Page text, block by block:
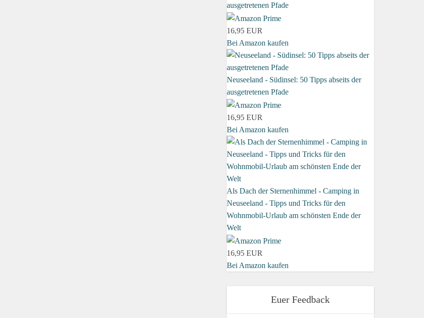
ausgetretenen Pfade
16,95 EUR
Bei Amazon kaufen
Neuseeland - Südinsel: 50 Tipps abseits der
ausgetretenen Pfade
16,95 EUR
Bei Amazon kaufen
Als Dach der Sternenhimmel - Camping in
Neuseeland - Tipps und Tricks für den
Wohnmobil-Urlaub am schönsten Ende der
Welt
16,95 EUR
Bei Amazon kaufen
Euer Feedback